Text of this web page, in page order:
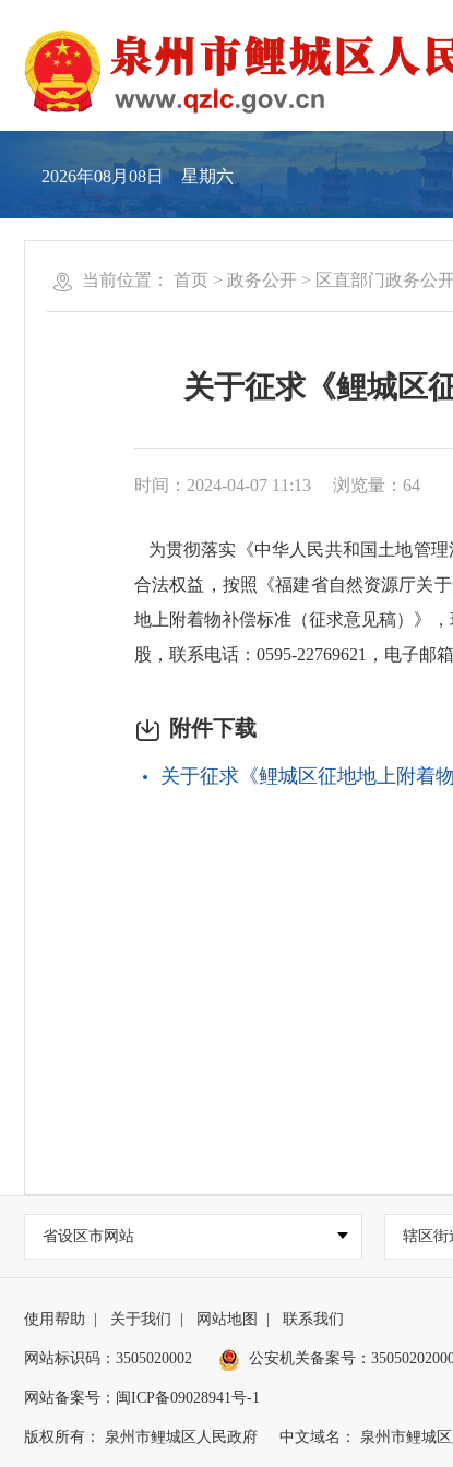
2026年08月08日 星期六
当前位置： 首页 > 政务公开 > 区直部门政务公开
关于征求《鲤城区
时间：2024-04-07 11:13 浏览量： 64
为贯彻落实《中华人民共和国土地管
合法权益，按照《福建省自然资源厅关
地上附着物补偿标准（征求意见稿）》
股，联系电话：0595-22769621，电子邮箱
附件下载
关于征求《鲤城区征地地上附着
省设区市网站 辖区街
使用帮助 关于我们 网站地图 联系我们
网站标识码：3505020002 公安机关备案号：
网站备案号：闽ICP备09028941号-1
版权所有： 泉州市鲤城区人民政府 中文域名： 泉州市鲤城